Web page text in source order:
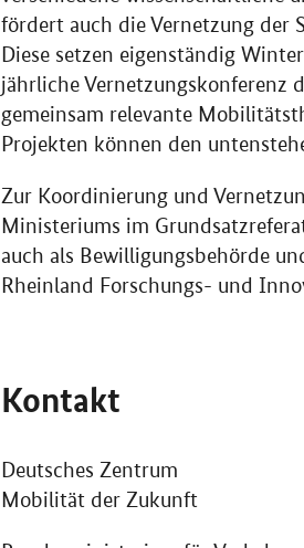
fördert auch die Vernetzung der
Diese setzen eigenständig
jährliche Vernetzungskonferenz
gemeinsam relevante
Projekten können den
Zur Koordinierung und
Ministeriums im
auch als Bewilligungsbehörde
Rheinland Forschungs- und
Kontakt
Deutsches Zentrum
Mobilität der Zukunft